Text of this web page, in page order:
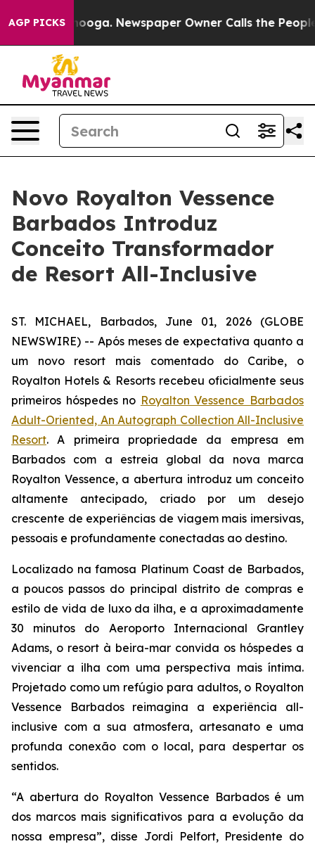
AGP PICKS Newspaper Owner Calls the People
Novo Royalton Vessence
Barbados Introduz
Conceito Transformador
de Resort All-Inclusive
ST. MICHAEL, Barbados, June 01, 2026 (GLOBE
NEWSWIRE) -- Após meses de expectativa quanto a
um novo resort mais comentado do Caribe, o
Royalton Hotels & Resorts recebeu oficialmente seus
primeiros hóspedes no Royalton Vessence Barbados
Adult-Oriented, An Autograph Collection All-Inclusive
Resort. A primeira propriedade da empresa em
Barbados com a estreia global da nova marca
Royalton Vessence, a abertura introduz um conceito
altamente antecipado, criado por um desejo
crescente de experiências de viagem mais imersivas,
pessoais e profundamente conectadas ao destino.
Localizado na famosa Platinum Coast de Barbados,
a poucos passos do principal distrito de compras e
estilo de vida de luxo da ilha, e a aproximadamente
30 minutos do Aeroporto Internacional Grantley
Adams, o resort à beira-mar convida os hóspedes a
vivenciar a ilha com uma perspectiva mais íntima.
Projetado como um refúgio para adultos, o Royalton
Vessence Barbados reimagina a experiência all-
inclusive com a sua atmosfera, artesanato e uma
profunda conexão com o local, para despertar os
sentidos.
“A abertura do Royalton Vessence Barbados é um
dos marcos mais significativos para a evolução da
nossa empresa”, disse Jordi Pelfort, Presidente do